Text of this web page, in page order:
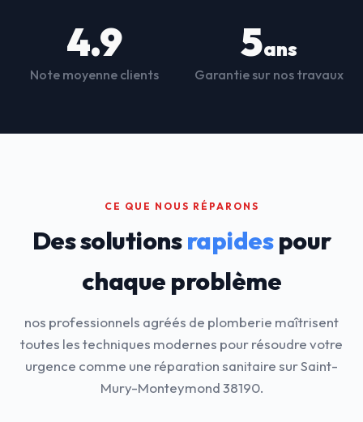
4.9
Note moyenne clients
5ans
Garantie sur nos travaux
CE QUE NOUS RÉPARONS
Des solutionsrapidespour
chaque problème
nos professionnels agréés de plomberie maîtrisent
toutes les techniques modernes pour résoudre votre
urgence comme une réparation sanitaire sur Saint-
Mury-Monteymond 38190.